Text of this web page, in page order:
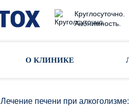
Круглосуточно.
Анонимность.
О КЛИНИКЕ
Лечение печени при